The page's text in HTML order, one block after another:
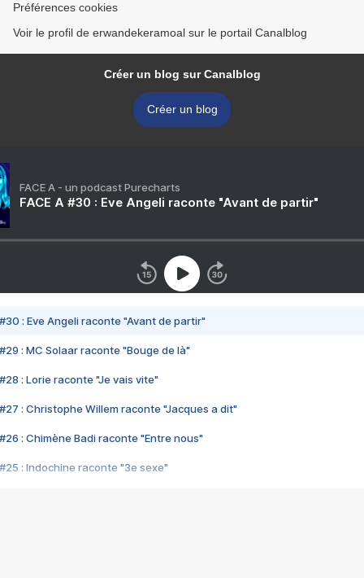
Préférences cookies
Voir le profil de erwandekeramoal sur le portail Canalblog
Créer un blog sur Canalblog
Créer un blog
FACE A - un podcast Purecharts
FACE A #30 : Eve Angeli raconte "Avant de partir"
#30 : Eve Angeli raconte "Avant de partir"
#29 : MC Solaar raconte "Bouge de là"
#28 : Lorie raconte "Je vais vite"
#27 : Christophe Willem raconte "Jacques a dit"
#26 : Chimène Badi raconte "Entre nous"
#25 : Indochine raconte "3e sexe"